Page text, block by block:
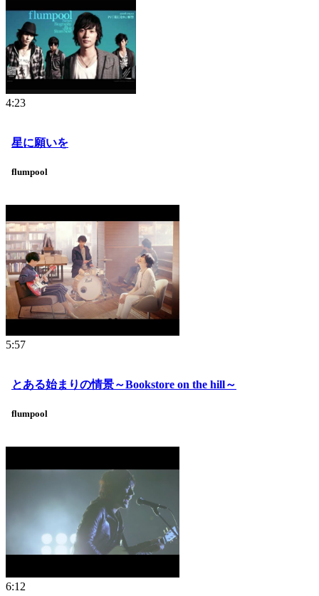
4:23
星に願いを
flumpool
5:57
とある始まりの情景～Bookstore on the hill～
flumpool
6:12